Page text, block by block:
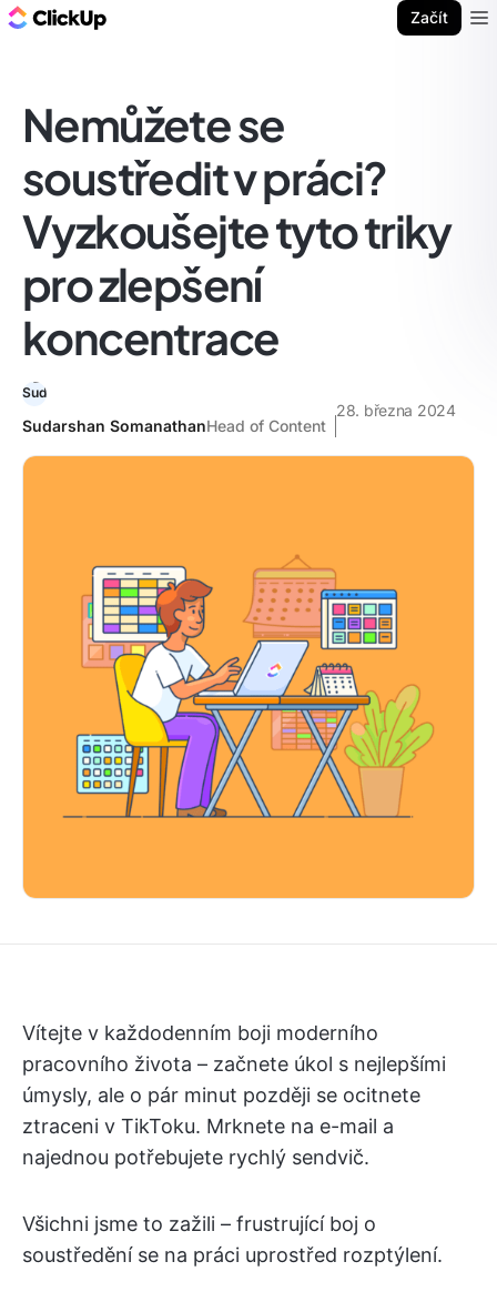
Začít
Nemůžete se
soustředit v práci?
Vyzkoušejte tyto triky
pro zlepšení
koncentrace
Sudarshan SomanathanHead of Content
28. března 2024
Vítejte v každodenním boji moderního
pracovního života – začnete úkol s nejlepšími
úmysly, ale o pár minut později se ocitnete
ztraceni v TikToku. Mrknete na e-mail a
najednou potřebujete rychlý sendvič.
Všichni jsme to zažili – frustrující boj o
soustředění se na práci uprostřed rozptýlení.